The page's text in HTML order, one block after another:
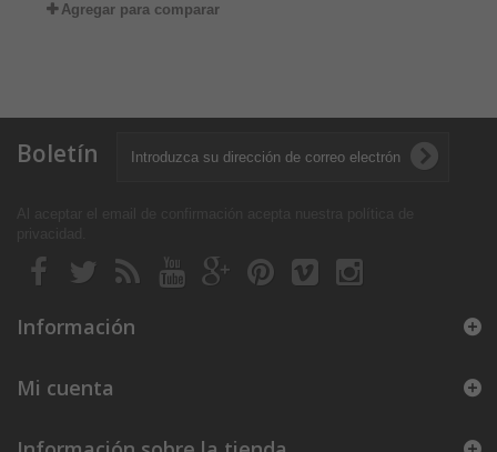
Agregar para comparar
Boletín
Información
Mi cuenta